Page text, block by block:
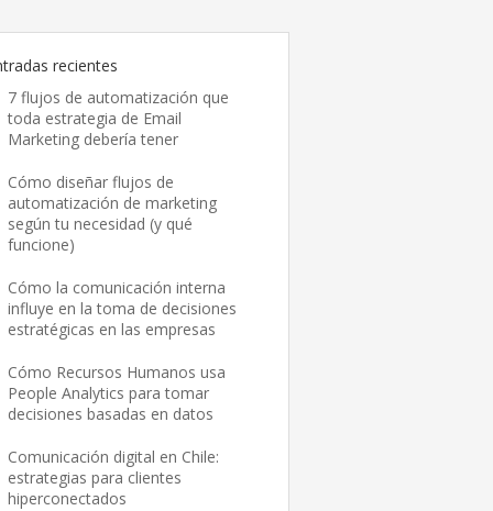
recientes
7 flujos de automatización que
toda estrategia de Email
Marketing debería tener
Cómo diseñar flujos de
automatización de marketing
según tu necesidad (y qué
funcione)
Cómo la comunicación interna
influye en la toma de decisiones
estratégicas en las empresas
Cómo Recursos Humanos usa
People Analytics para tomar
decisiones basadas en datos
Comunicación digital en Chile:
estrategias para clientes
hiperconectados